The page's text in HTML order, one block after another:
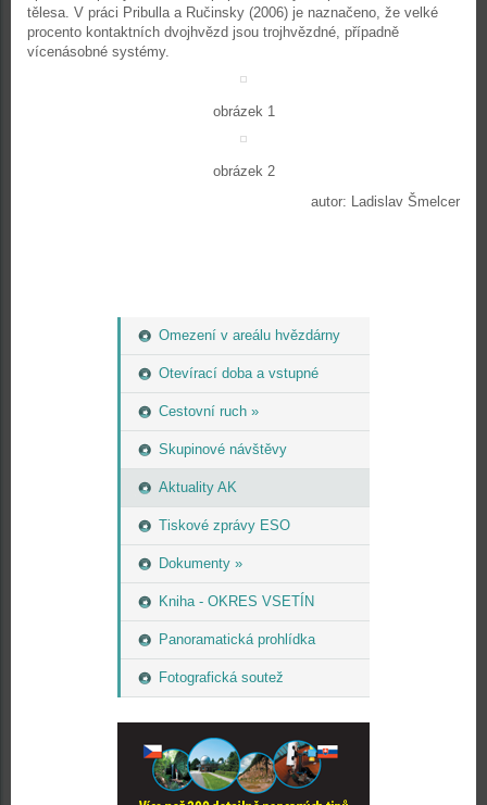
Omezení v areálu hvězdárny
Otevírací doba a vstupné
Cestovní ruch »
Skupinové návštěvy
Aktuality AK
Tiskové zprávy ESO
Dokumenty »
Kniha - OKRES VSETÍN
Panoramatická prohlídka
Fotografická soutež
tělesa. V práci Pribulla a Ručinsky (2006) je naznačeno, že velké
procento kontaktních dvojhvězd jsou trojhvězdné, případně
vícenásobné systémy.
obrázek 1
obrázek 2
autor: Ladislav Šmelcer